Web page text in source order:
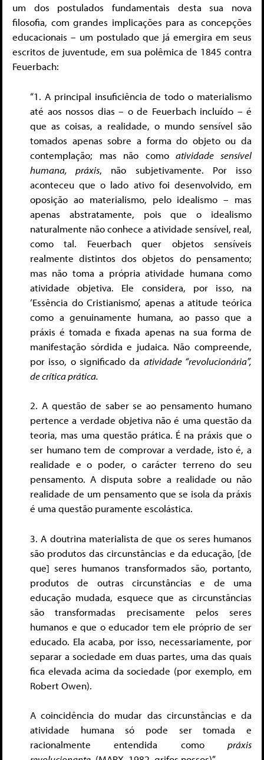
um dos postulados fundamentais desta sua nova
filosofia, com grandes implicações para as concepções
educacionais – um postulado que já emergira em seus
escritos de juventude, em sua polêmica de 1845 contra
Feuerbach:
“1. A principal insuficiência de todo o materialismo
até aos nossos dias – o de Feuerbach incluído – é
que as coisas, a realidade, o mundo sensível são
tomados apenas sobre a forma do objeto ou da
contemplação; mas não comoatividade sensível
humana, práxis, não subjetivamente. Por isso
aconteceu que o lado ativo foi desenvolvido, em
oposição ao materialismo, pelo idealismo – mas
apenas abstratamente, pois que o idealismo
naturalmente não conhece a atividade sensível, real,
como tal. Feuerbach quer objetos sensíveis
realmente distintos dos objetos do pensamento;
mas não toma a própria atividade humana como
atividade objetiva. Ele considera, por isso, na
‘Essência do Cristianismo’, apenas a atitude teórica
como a genuinamente humana, ao passo que a
práxis é tomada e fixada apenas na sua forma de
manifestação sórdida e judaica. Não compreende,
por isso, o significado da atividade “revolucionária”,
de crítica prática.
2. A questão de saber se ao pensamento humano
pertence a verdade objetiva não é uma questão da
teoria, mas uma questão prática. É na práxis que o
ser humano tem de comprovar a verdade, isto é, a
realidade e o poder, o carácter terreno do seu
pensamento. A disputa sobre a realidade ou não
realidade de um pensamento que se isola da práxis
é uma questão puramente escolástica.
3. A doutrina materialista de que os seres humanos
são produtos das circunstâncias e da educação, [de
que] seres humanos transformados são, portanto,
produtos de outras circunstâncias e de uma
educação mudada, esquece que as circunstâncias
são transformadas precisamente pelos seres
humanos e que o educador tem ele próprio de ser
educado. Ela acaba, por isso, necessariamente, por
separar a sociedade em duas partes, uma das quais
fica elevada acima da sociedade (por exemplo, em
Robert Owen).
A coincidência do mudar das circunstâncias e da
atividade humana só pode ser tomada e
racionalmente entendida como práxis